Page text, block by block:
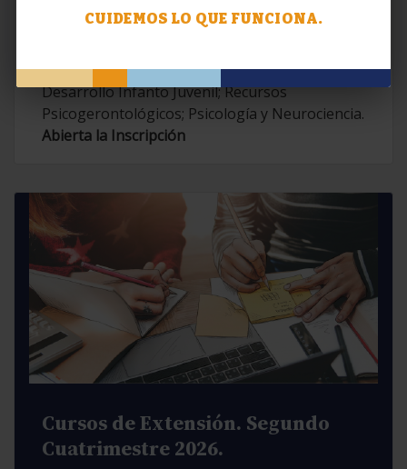
CUIDEMOS LO QUE FUNCIONA.
Extensión. Diplomaturas 2026.
Contemporáneas; Problemáticas en el
Desarrollo Infanto Juvenil; Recursos
Psicogerontológicos; Psicología y Neurociencia.
Abierta la Inscripción
Cursos de Extensión. Segundo
Cuatrimestre 2026.